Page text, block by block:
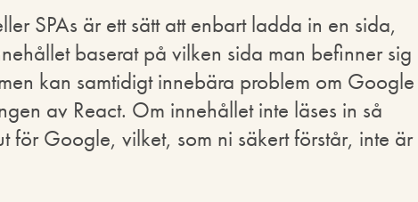
SPAs är ett sätt att enbart ladda in en sida,
baserat på vilken sida man befinner sig
kan samtidigt innebära problem om Google
av React. Om innehållet inte läses in så
för Google, vilket, som ni säkert förstår, inte är